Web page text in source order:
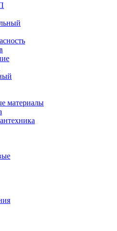
материалы